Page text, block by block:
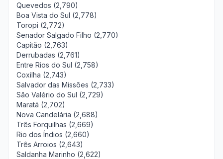
Quevedos (2,790)
Boa Vista do Sul (2,778)
Toropi (2,772)
Senador Salgado Filho (2,770)
Capitão (2,763)
Derrubadas (2,761)
Entre Rios do Sul (2,758)
Coxilha (2,743)
Salvador das Missões (2,733)
São Valério do Sul (2,729)
Maratá (2,702)
Nova Candelária (2,688)
Três Forquilhas (2,669)
Rio dos Índios (2,660)
Três Arroios (2,643)
Saldanha Marinho (2,622)